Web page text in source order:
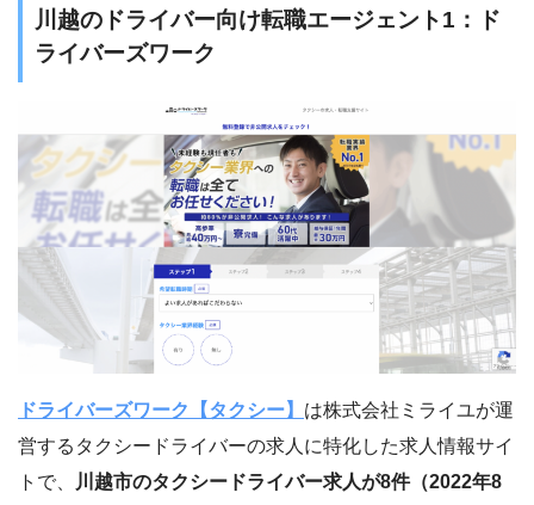
川越のドライバー向け転職エージェント1：ド
ライバーズワーク
ドライバーズワーク【タクシー】 は株式会社ミライユが運
営するタクシードライバーの求人に特化した求人情報サイ
トで、
川越市のタクシードライバー求人が8件（2022年8